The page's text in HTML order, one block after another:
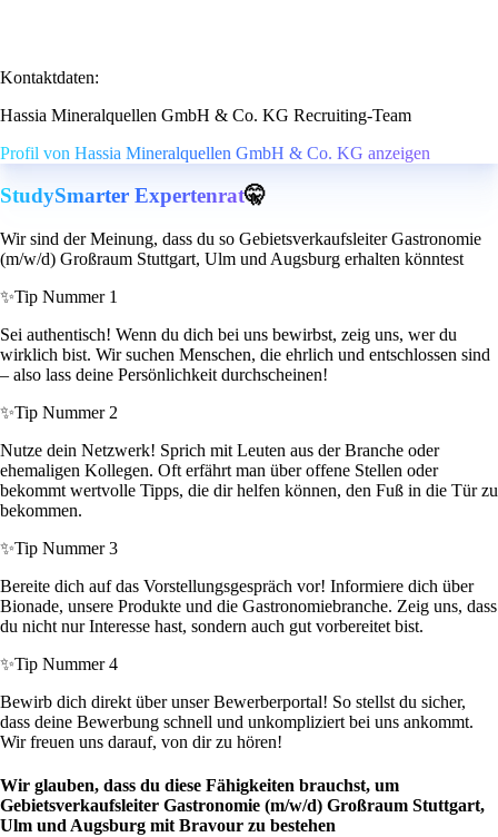
Kontaktdaten:
Hassia Mineralquellen GmbH & Co. KG Recruiting-Team
Profil von Hassia Mineralquellen GmbH & Co. KG anzeigen
StudySmarter Expertenrat🤫
Wir sind der Meinung, dass du so Gebietsverkaufsleiter Gastronomie
(m/w/d) Großraum Stuttgart, Ulm und Augsburg erhalten könntest
✨Tip Nummer 1
Sei authentisch! Wenn du dich bei uns bewirbst, zeig uns, wer du
wirklich bist. Wir suchen Menschen, die ehrlich und entschlossen sind
– also lass deine Persönlichkeit durchscheinen!
✨Tip Nummer 2
Nutze dein Netzwerk! Sprich mit Leuten aus der Branche oder
ehemaligen Kollegen. Oft erfährt man über offene Stellen oder
bekommt wertvolle Tipps, die dir helfen können, den Fuß in die Tür zu
bekommen.
✨Tip Nummer 3
Bereite dich auf das Vorstellungsgespräch vor! Informiere dich über
Bionade, unsere Produkte und die Gastronomiebranche. Zeig uns, dass
du nicht nur Interesse hast, sondern auch gut vorbereitet bist.
✨Tip Nummer 4
Bewirb dich direkt über unser Bewerberportal! So stellst du sicher,
dass deine Bewerbung schnell und unkompliziert bei uns ankommt.
Wir freuen uns darauf, von dir zu hören!
Wir glauben, dass du diese Fähigkeiten brauchst, um
Gebietsverkaufsleiter Gastronomie (m/w/d) Großraum Stuttgart,
Ulm und Augsburg mit Bravour zu bestehen